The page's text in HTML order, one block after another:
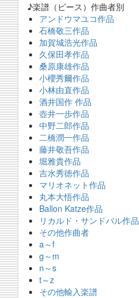
♪楽譜（ピース）作曲者別
アンドウマユコ作品
石橋敬三作品
加賀城浩光作品
久保田孝作品
桑原康雄作品
小櫻秀爾作品
小林由直作品
酒井国作 作品
壺井一歩作品
中野二郎作品
二橋潤一作品
藤井敬吾作品
堀雅貴作品
吉水秀徳作品
マリオネット作品
丸本大悟作品
Ballon Katze作品
リカルド・サンドバル作品
その他作曲者
a～f
g～m
n～s
t～z
その他輸入楽譜